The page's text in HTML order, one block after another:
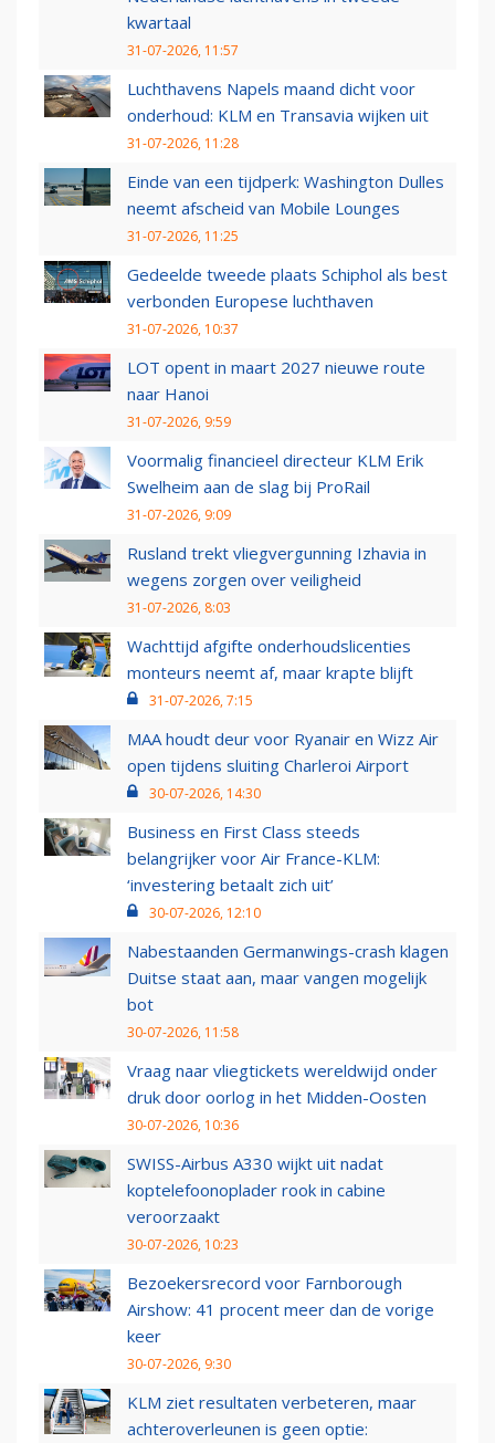
kwartaal
31-07-2026, 11:57
Luchthavens Napels maand dicht voor
onderhoud: KLM en Transavia wijken uit
31-07-2026, 11:28
Einde van een tijdperk: Washington Dulles
neemt afscheid van Mobile Lounges
31-07-2026, 11:25
Gedeelde tweede plaats Schiphol als best
verbonden Europese luchthaven
31-07-2026, 10:37
LOT opent in maart 2027 nieuwe route
naar Hanoi
31-07-2026, 9:59
Voormalig financieel directeur KLM Erik
Swelheim aan de slag bij ProRail
31-07-2026, 9:09
Rusland trekt vliegvergunning Izhavia in
wegens zorgen over veiligheid
31-07-2026, 8:03
Wachttijd afgifte onderhoudslicenties
monteurs neemt af, maar krapte blijft
31-07-2026, 7:15
MAA houdt deur voor Ryanair en Wizz Air
open tijdens sluiting Charleroi Airport
30-07-2026, 14:30
Business en First Class steeds
belangrijker voor Air France-KLM:
‘investering betaalt zich uit’
30-07-2026, 12:10
Nabestaanden Germanwings-crash klagen
Duitse staat aan, maar vangen mogelijk
bot
30-07-2026, 11:58
Vraag naar vliegtickets wereldwijd onder
druk door oorlog in het Midden-Oosten
30-07-2026, 10:36
SWISS-Airbus A330 wijkt uit nadat
koptelefoonoplader rook in cabine
veroorzaakt
30-07-2026, 10:23
Bezoekersrecord voor Farnborough
Airshow: 41 procent meer dan de vorige
keer
30-07-2026, 9:30
KLM ziet resultaten verbeteren, maar
achteroverleunen is geen optie: